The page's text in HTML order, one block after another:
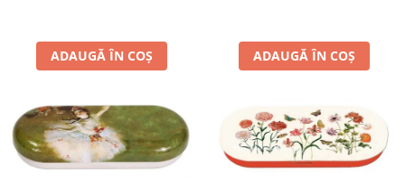
ADAUGĂ ÎN COȘ ADAUGĂ ÎN COȘ